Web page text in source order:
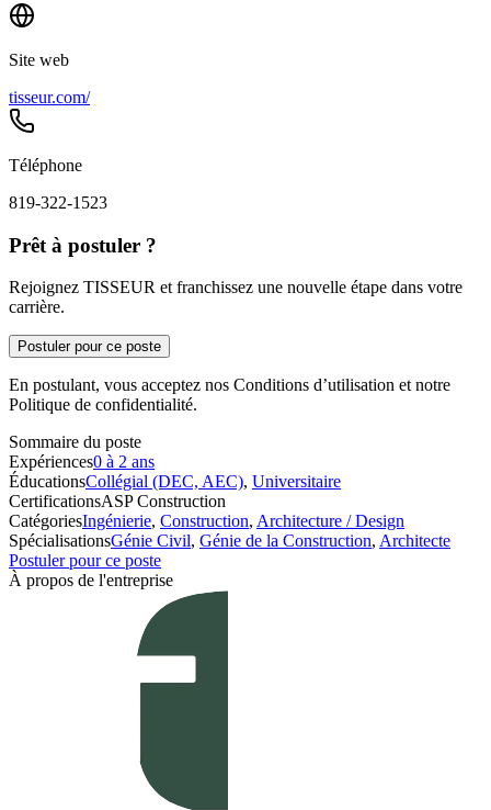
Site web
tisseur.com/
Téléphone
819-322-1523
Prêt à postuler ?
Rejoignez TISSEUR et franchissez une nouvelle étape dans votre
carrière.
Postuler pour ce poste
En postulant, vous acceptez nos Conditions d’utilisation et notre
Politique de confidentialité.
Sommaire du poste
Expériences0 à 2 ans
ÉducationsCollégial (DEC, AEC), Universitaire
CertificationsASP Construction
CatégoriesIngénierie, Construction, Architecture / Design
SpécialisationsGénie Civil, Génie de la Construction, Architecte
Postuler pour ce poste
À propos de l'entreprise